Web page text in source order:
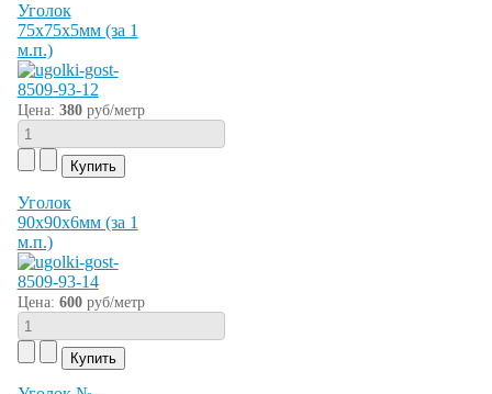
Уголок
75х75х5мм (за 1
м.п.)
Цена: 380руб/метр
Уголок
90х90х6мм (за 1
м.п.)
Цена: 600руб/метр